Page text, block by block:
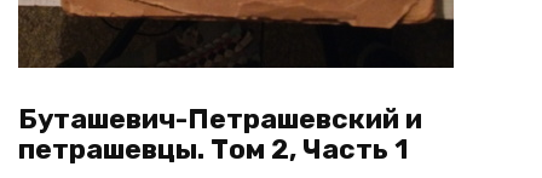
Буташевич-Петрашевский и
петрашевцы. Том 2, Часть 1